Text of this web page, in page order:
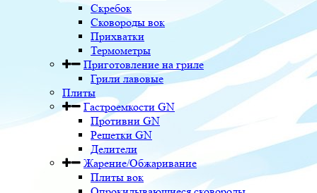
Скребок
Сковороды вок
Прихватки
Термометры
Приготовление на гриле
Грили лавовые
Плиты
Гастроемкости GN
Противни GN
Решетки GN
Делители
Жарение/Обжаривание
Плиты вок